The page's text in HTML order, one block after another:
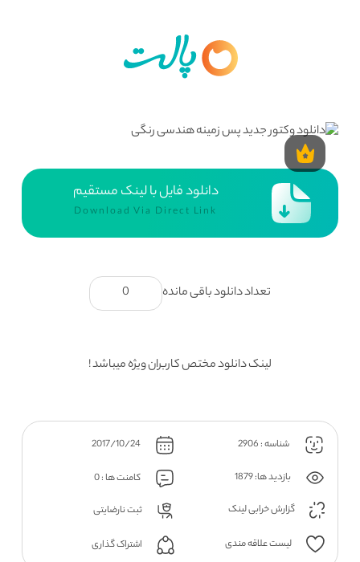
دانلود فایل با لینک مستقیم
Download Via Direct Link
تعداد دانلود باقی مانده 0
لینک دانلود مختص کاربران ویژه میباشد !
شناسه : 2906 2017/10/24
بازدید ها: 1879
کامنت ها : 0
گزارش خرابی لینک
ثبت نارضایتی
لیست علاقه مندی اشتراک گذاری